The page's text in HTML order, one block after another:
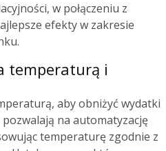
w połączeniu z
efekty w zakresie
temperaturą i
aby obniżyć wydatki
na automatyzację
temperaturę zgodnie z